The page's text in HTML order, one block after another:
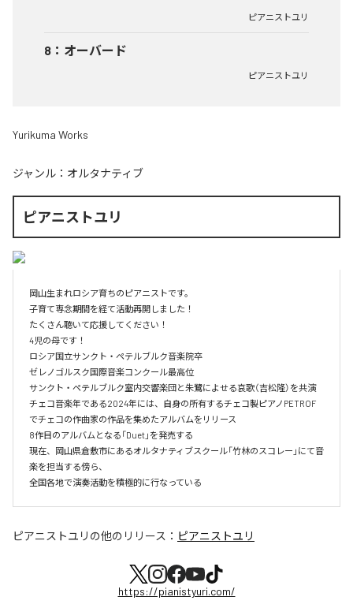
ピアニストユリ
8 ： オーバード
ピアニストユリ
Yurikuma Works
ジャンル： オルタナティブ
ピアニストユリ
岡山生まれロシア育ちのピアニストです。
子育て専念期間を経て活動再開しました！
たくさん聴いて応援してください！
4児の母です！
ロシア国立サンクト・ペテルブルク音楽院卒
ゼレノゴルスク国際音楽コンクール最高位
サンクト・ペテルブルク室内交響楽団と朱鷺によせる哀歌（吉松隆）を共演
チェコ音楽年である2024年には、自身の所有するチェコ製ピアノPETROF
でチェコの作曲家の作品を集めたアルバムをリリース
8作目のアルバムとなる「Duet」を発売する
現在、岡山県倉敷市にあるオルタナティブスクール「竹林のスコレー」にて音
楽を担当する傍ら、
ピアニストユリ の他のリリース： ピアニストユリ
https://pianistyuri.com/